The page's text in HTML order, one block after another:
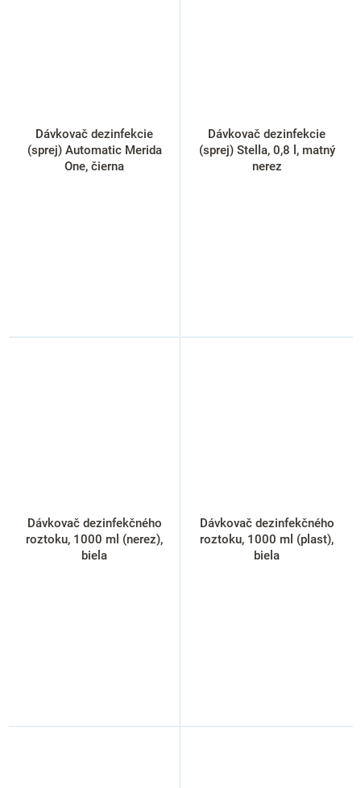
Dávkovač dezinfekcie
(sprej) Automatic Merida
One, čierna
Dávkovač dezinfekcie
(sprej) Stella, 0,8 l, matný
nerez
Dávkovač dezinfekčného
roztoku, 1000 ml (nerez),
biela
Dávkovač dezinfekčného
roztoku, 1000 ml (plast),
biela